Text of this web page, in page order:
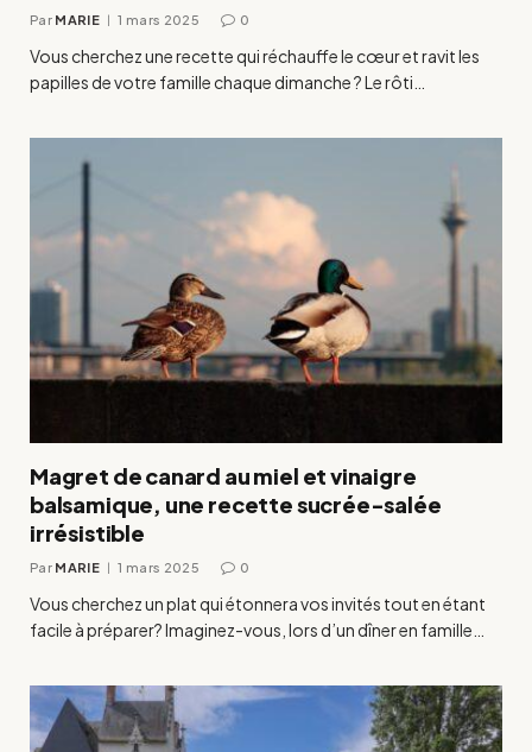
Par MARIE 1 mars 2025 0
Vous cherchez une recette qui réchauffe le cœur et ravit les
papilles de votre famille chaque dimanche ? Le rôti…
Magret de canard au miel et vinaigre
balsamique, une recette sucrée-salée
irrésistible
Par MARIE 1 mars 2025 0
Vous cherchez un plat qui étonnera vos invités tout en étant
facile à préparer? Imaginez-vous, lors d’un dîner en famille…